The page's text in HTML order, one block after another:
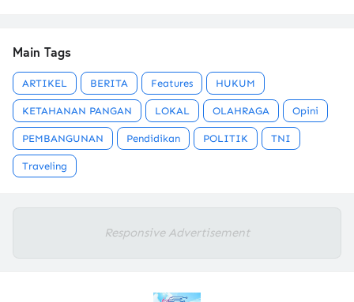
Main Tags
ARTIKEL BERITA Features HUKUM
KETAHANAN PANGAN LOKAL OLAHRAGA Opini
PEMBANGUNAN Pendidikan POLITIK TNI
Traveling
Responsive Advertisement